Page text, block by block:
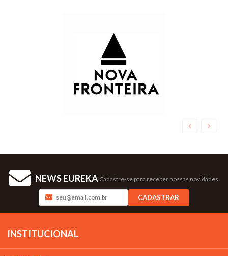
NEWS EUREKA Cadastre-se para receber nossas novidades.
CADASTRAR
INSTITUCIONAL